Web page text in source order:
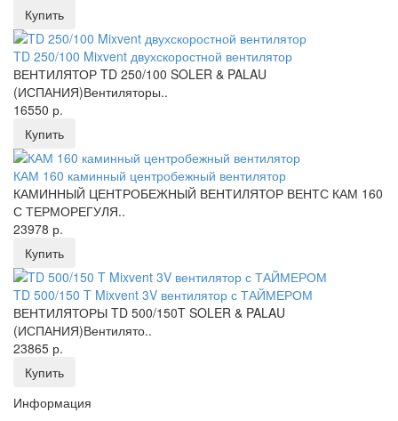
Купить
TD 250/100 Mixvent двухскоростной вентилятор
ВЕНТИЛЯТОР TD 250/100 SOLER & PALAU
(ИСПАНИЯ)Вентиляторы..
16550 р.
Купить
КАМ 160 каминный центробежный вентилятор
КАМИННЫЙ ЦЕНТРОБЕЖНЫЙ ВЕНТИЛЯТОР ВЕНТС КАМ 160
С ТЕРМОРЕГУЛЯ..
23978 р.
Купить
TD 500/150 T Mixvent 3V вентилятор с ТАЙМЕРОМ
ВЕНТИЛЯТОРЫ TD 500/150T SOLER & PALAU
(ИСПАНИЯ)Вентилято..
23865 р.
Купить
Информация